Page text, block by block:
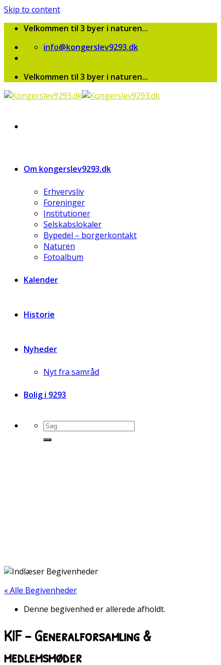
Skip to content
Velkommen til 3 byer i naturen...
info@kongerslev9293.dk
Velkommen til 3 byer i naturen...
Om kongerslev9293.dk
Erhvervsliv
Foreninger
Institutioner
Selskabslokaler
Bypedel – borgerkontakt
Naturen
Fotoalbum
Kalender
Historie
Nyheder
Nyt fra samråd
Bolig i 9293
« Alle Begivenheder
Denne begivenhed er allerede afholdt.
KIF – Generalforsamling &
medlemsmøder